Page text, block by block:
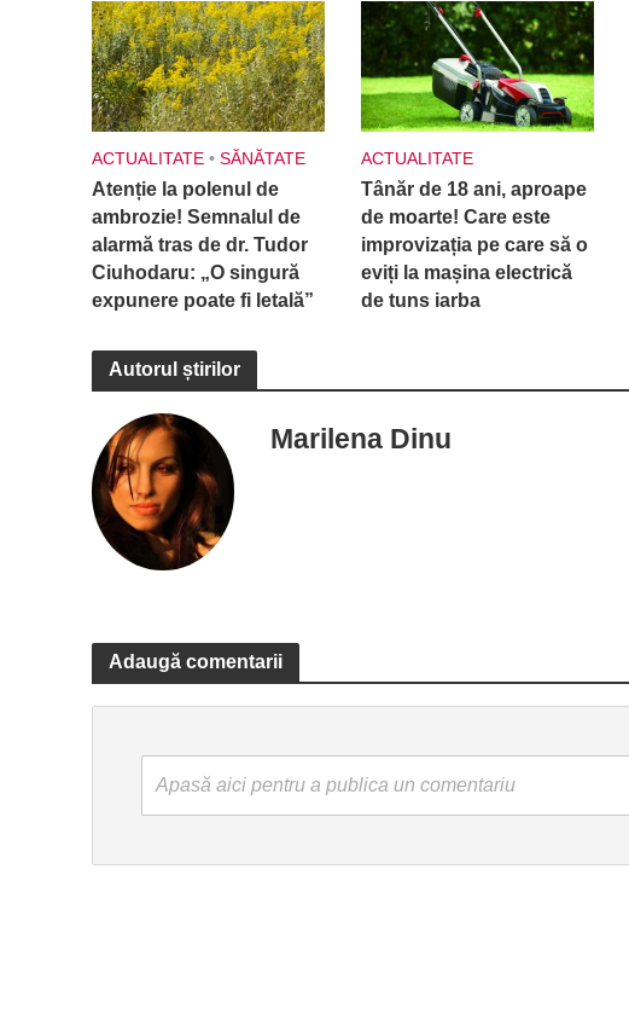
ACTUALITATE • SĂNĂTATE
Atenție la polenul de
ambrozie! Semnalul de
alarmă tras de dr. Tudor
Ciuhodaru: „O singură
expunere poate fi letală”
ACTUALITATE
Tânăr de 18 ani, aproape
de moarte! Care este
improvizația pe care să o
eviți la mașina electrică
de tuns iarba
Autorul știrilor
Marilena Dinu
Adaugă comentarii
Apasă aici pentru a publica un comentariu